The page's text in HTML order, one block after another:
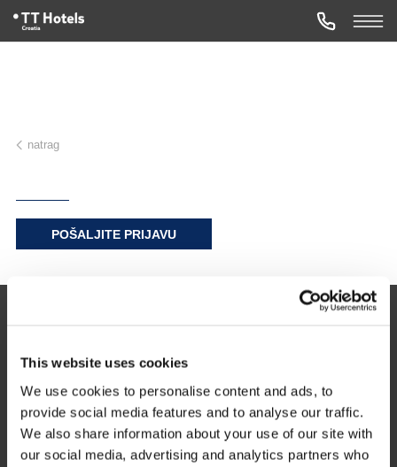
This website uses cookies
We use cookies to personalise content and ads, to
provide social media features and to analyse our traffic.
We also share information about your use of our site with
our social media, advertising and analytics partners who
natrag
POŠALJITE PRIJAVU
Nova ves 17
TT Hotels
TUI BLUE Adriatic Beach